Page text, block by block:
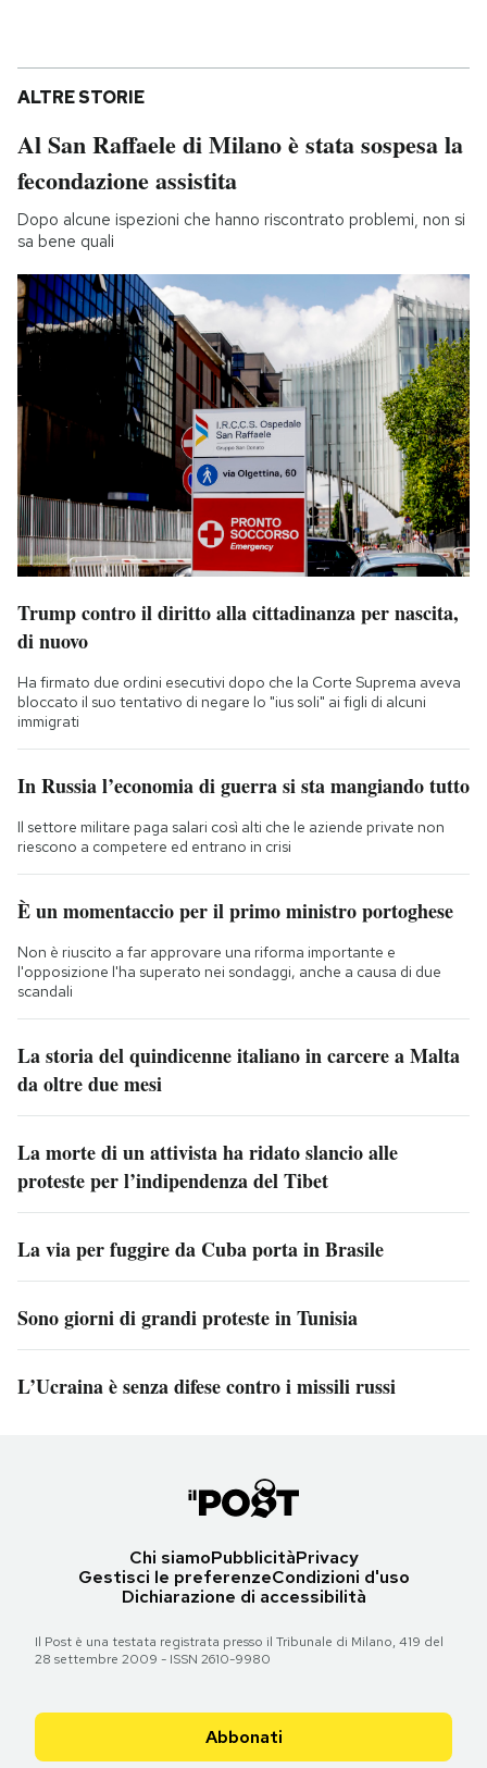
ALTRE STORIE
Al San Raffaele di Milano è stata sospesa la
fecondazione assistita
Dopo alcune ispezioni che hanno riscontrato problemi, non si
sa bene quali
Trump contro il diritto alla cittadinanza per nascita,
di nuovo
Ha firmato due ordini esecutivi dopo che la Corte Suprema aveva
bloccato il suo tentativo di negare lo "ius soli" ai figli di alcuni
immigrati
In Russia l’economia di guerra si sta mangiando tutto
Il settore militare paga salari così alti che le aziende private non
riescono a competere ed entrano in crisi
È un momentaccio per il primo ministro portoghese
Non è riuscito a far approvare una riforma importante e
l'opposizione l'ha superato nei sondaggi, anche a causa di due
scandali
La storia del quindicenne italiano in carcere a Malta
da oltre due mesi
La morte di un attivista ha ridato slancio alle
proteste per l’indipendenza del Tibet
La via per fuggire da Cuba porta in Brasile
Sono giorni di grandi proteste in Tunisia
L’Ucraina è senza difese contro i missili russi
Chi siamoPubblicitàPrivacy
Gestisci le preferenzeCondizioni d'uso
Dichiarazione di accessibilità
Il Post è una testata registrata presso il Tribunale di Milano, 419 del
28 settembre 2009 - ISSN 2610-9980
Abbonati